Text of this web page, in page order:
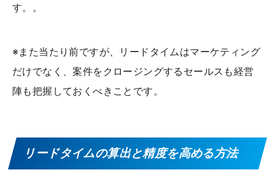
す。。
※また当たり前ですが、リードタイムはマーケティング
だけでなく、案件をクロージングするセールスも経営
陣も把握しておくべきことです。
リードタイムの算出と精度を高める方法